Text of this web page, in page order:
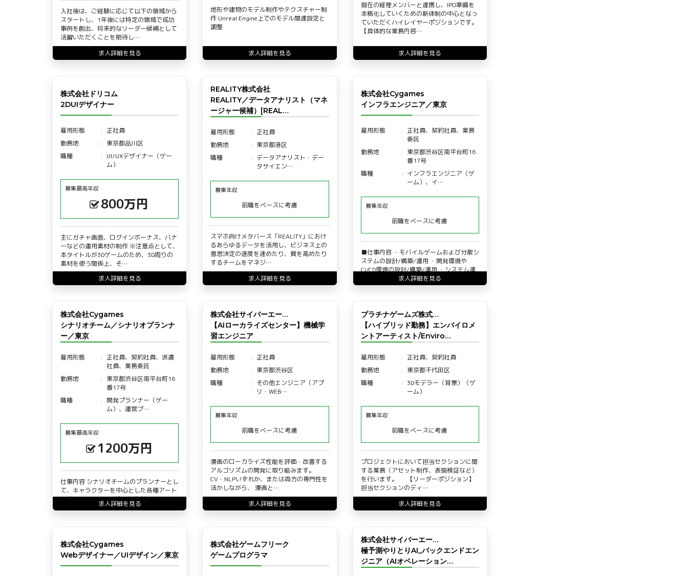
入社後は、ご経験に応じて以下の領域から
スタートし、1年後には特定の領域で成功
事例を創出、将来的なリーダー候補として
活躍いただくことを期待し…
求人詳細を見る
地形や建物のモデル制作やテクスチャー制
作 Unreal Engine上でのモデル関連設定と
調整
求人詳細を見る
現在の経理メンバーと連携し、IPO準備を
本格化していくための新体制の中心となっ
ていただくハイレイヤーポジションです。
【具体的な業務内容…
求人詳細を見る
株式会社ドリコム
2DUIデザイナー
雇用形態
正社員
勤務地
東京都品川区
職種
UI/UXデザイナー（ゲー
ム）
募集最高年収
800万円
主にガチャ画面、ログインボーナス、バナ
ーなどの運用素材の制作 ※注意点として、
本タイトルが3Dゲームのため、3D周りの
素材を使う関係上、そ…
求人詳細を見る
REALITY株式会社
REALITY／データアナリスト（マネ
ージャー候補）[REAL…
雇用形態
正社員
勤務地
東京都港区
職種
データアナリスト・デー
タサイエン…
募集年収
前職をベースに考慮
スマホ向けメタバース「REALITY」におけ
るあらゆるデータを活用し、ビジネス上の
意思決定の速度を速めたり、質を高めたり
するチームをマネジ…
求人詳細を見る
株式会社Cygames
インフラエンジニア／東京
雇用形態
正社員、契約社員、業務
委託
勤務地
東京都渋谷区南平台町16
番17号
職種
インフラエンジニア（ゲ
ーム）、イ…
募集年収
前職をベースに考慮
■仕事内容 ・モバイルゲームおよび分散シ
ステムの設計/構築/運用 ・開発環境や
CI/CD環境の設計/構築/運用 ・システム運
用の改善、自動…求人詳細を見る
株式会社Cygames
シナリオチーム／シナリオプランナ
ー／東京
雇用形態
正社員、契約社員、派遣
社員、業務委託
勤務地
東京都渋谷区南平台町16
番17号
職種
開発プランナー（ゲー
ム）、運営プ…
募集最高年収
1200万円
仕事内容 シナリオチームのプランナーとし
て、キャラクターを中心とした各種アート
関連のリソースの発注・制作管理を担当い
ただきます。 発注・…
求人詳細を見る
株式会社サイバーエー…
【AIローカライズセンター】機械学
習エンジニア
雇用形態
正社員
勤務地
東京都渋谷区
職種
その他エンジニア（アプ
リ・WEB…
募集年収
前職をベースに考慮
漫画のローカライズ性能を評価・改善する
アルゴリズムの開発に取り組みます。
CV・NLPいずれか、または両方の専門性を
活かしながら、 漫画と…
求人詳細を見る
プラチナゲームズ株式…
【ハイブリッド勤務】エンバイロメ
ントアーティスト/Enviro…
雇用形態
正社員、契約社員
勤務地
東京都千代田区
職種
3Dモデラー（背景）（ゲ
ーム）
募集年収
前職をベースに考慮
プロジェクトにおいて担当セクションに関
する業務（アセット制作、表現検証など）
を行います。 【リーダーポジション】
担当セクションのディ…
求人詳細を見る
株式会社Cygames
Webデザイナー／UIデザイン／東京
株式会社ゲームフリーク
ゲームプログラマ
株式会社サイバーエー…
極予測やりとりAI_バックエンドエン
ジニア（AIオペレーション…